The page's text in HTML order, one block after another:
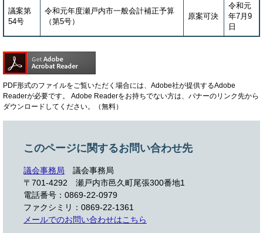
議案第
54号
令和元年度瀬戸内市一般会計補正予算
（第5号）
原案可決
令和元
年7月9
日
PDF形式のファイルをご覧いただく場合には、Adobe社が提供するAdobe
Readerが必要です。
Adobe Readerをお持ちでない方は、バナーのリンク先から
ダウンロードしてください。（無料）
このページに関するお問い合わせ先
議会事務局
議会事務局
〒701-4292
瀬戸内市邑久町尾張300番地1
電話番号：0869-22-0979
ファクシミリ：0869-22-1361
メールでのお問い合わせはこちら